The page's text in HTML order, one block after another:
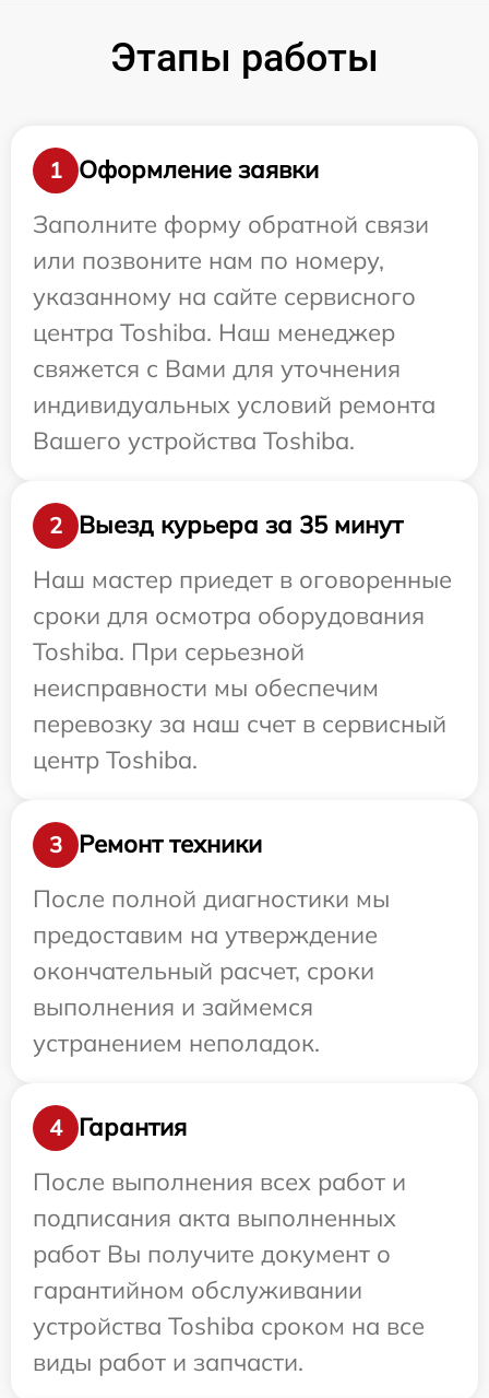
Этапы работы
1
Оформление заявки
Заполните форму обратной связи
или позвоните нам по номеру,
указанному на сайте сервисного
центра Toshiba. Наш менеджер
свяжется с Вами для уточнения
индивидуальных условий ремонта
Вашего устройства Toshiba.
2
Выезд курьера за 35 минут
Наш мастер приедет в оговоренные
сроки для осмотра оборудования
Toshiba. При серьезной
неисправности мы обеспечим
перевозку за наш счет в сервисный
центр Toshiba.
3
Ремонт техники
После полной диагностики мы
предоставим на утверждение
окончательный расчет, сроки
выполнения и займемся
устранением неполадок.
4
Гарантия
После выполнения всех работ и
подписания акта выполненных
работ Вы получите документ о
гарантийном обслуживании
устройства Toshiba сроком на все
виды работ и запчасти.